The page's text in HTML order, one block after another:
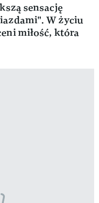
sensację
W życiu
miłość, która